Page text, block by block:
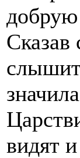
Сказав
видят